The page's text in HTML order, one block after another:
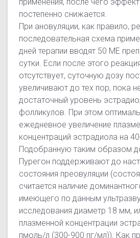
постепенно снижается.
При ановуляции, как правило,
последовательная схема
дней терапии вводят 50 МЕ
сутки. Если после этого
отсутствует, суточную дозу
увеличивают до тех пор, пока
достаточный уровень
фолликулов. При этом
ежедневное увеличение
концентраций эстрадиола на
Подобранную таким образом
Пурегон поддерживают до
состояния преовуляции
считается наличие
имеющего по данным
исследования диаметр 18 мм,
плазменной концентрации
пмоль/л (300-900 пг/мл)). Как